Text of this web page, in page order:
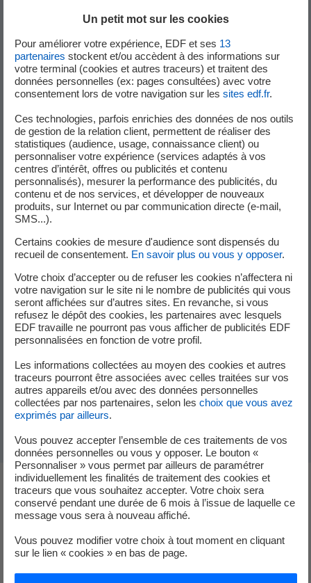
Ressources pédagogiques
EDF met à disposition des enseignants des ressources
pédagogiques gratuites sur la production d’électricité et les enjeux
énergétique.
Ressources pédagogiques
Interventions Métiers
En classe ou lors des forums métiers, qui, mieux qu’un
professionnel passionné par son métier, pour l’expliquer aux élèves
de l’énergie !
Interventions Métiers
Quoi de neuf en ce moment ?
Un petit mot sur les cookies
Pour améliorer votre expérience, EDF et ses 13
partenaires stockent et/ou accèdent à des informations sur
votre terminal (cookies et autres traceurs) et traitent des
données personnelles (ex: pages consultées) avec votre
consentement lors de votre navigation sur les sites edf.fr.
Ces technologies, parfois enrichies des données de nos outils
de gestion de la relation client, permettent de réaliser des
statistiques (audience, usage, connaissance client) ou
personnaliser votre expérience (services adaptés à vos
centres d’intérêt, offres ou publicités et contenu
personnalisés), mesurer la performance des publicités, du
contenu et de nos services, et développer de nouveaux
produits, sur Internet ou par communication directe (e-mail,
SMS...).
Certains cookies de mesure d'audience sont dispensés du
recueil de consentement. En savoir plus ou vous y opposer.
Votre choix d’accepter ou de refuser les cookies n’affectera ni
votre navigation sur le site ni le nombre de publicités qui vous
seront affichées sur d’autres sites. En revanche, si vous
refusez le dépôt des cookies, les partenaires avec lesquels
EDF travaille ne pourront pas vous afficher de publicités EDF
personnalisées en fonction de votre profil.
Les informations collectées au moyen des cookies et autres
traceurs pourront être associées avec celles traitées sur vos
autres appareils et/ou avec des données personnelles
collectées par nos partenaires, selon les choix que vous avez
exprimés par ailleurs.
Vous pouvez accepter l’ensemble de ces traitements de vos
données personnelles ou vous y opposer. Le bouton «
Personnaliser » vous permet par ailleurs de paramétrer
individuellement les finalités de traitement des cookies et
traceurs que vous souhaitez accepter. Votre choix sera
conservé pendant une durée de 6 mois à l’issue de laquelle ce
message vous sera à nouveau affiché.
Vous pouvez modifier votre choix à tout moment en cliquant
sur le lien « cookies » en bas de page.